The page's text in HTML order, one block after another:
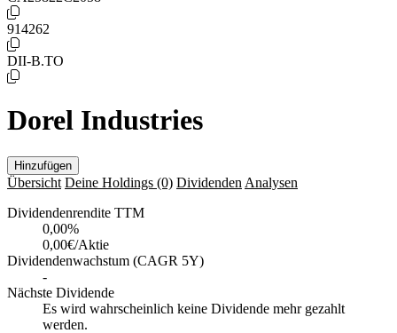
914262
DII-B.TO
Dorel Industries
Hinzufügen
Übersicht Deine Holdings (0) Dividenden Analysen
Dividendenrendite TTM
0,00%
0,00€/Aktie
Dividendenwachstum (CAGR 5Y)
-
Nächste Dividende
Es wird wahrscheinlich keine Dividende mehr gezahlt
werden.